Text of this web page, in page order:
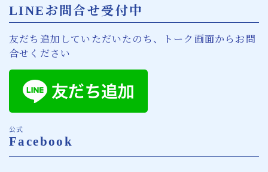
LINEお問合せ受付中
友だち追加していただいたのち、トーク画面からお問
合せください
公式
Facebook